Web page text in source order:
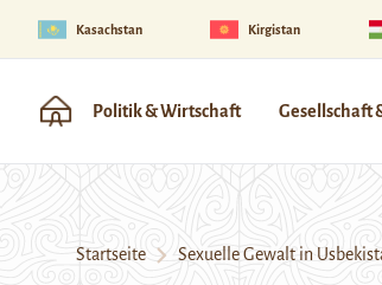
Kasachstan Kirgistan
Politik & Wirtschaft Gesellschaft
Startseite Sexuelle Gewalt in